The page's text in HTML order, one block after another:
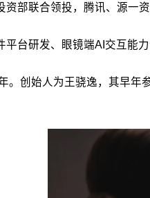
资部联合领投，腾讯、源一
平台研发、眼镜端AI交互能
。创始人为王骁逸，其早